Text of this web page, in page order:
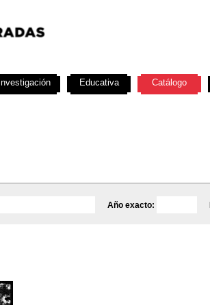
Año exacto:
Investigación Educativa Catálogo